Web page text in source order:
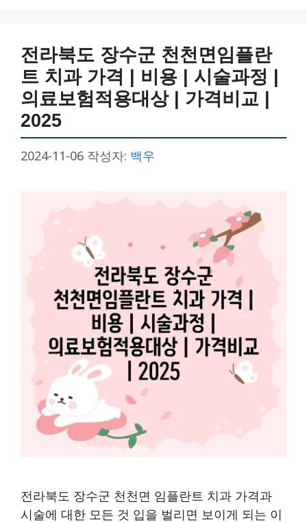
전라북도 장수군 천천면임플란
트 치과 가격 | 비용 | 시술과정 |
의료보험적용대상 | 가격비교 |
2025
2024-11-06 작성자: 백우
전라북도 장수군 천천면 임플란트 치과 가격과
시술에 대한 모든 것 입을 벌리면 보이게 되는 이